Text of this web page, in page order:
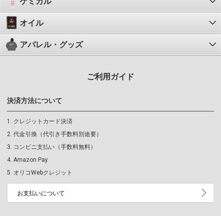
オイル
アパレル・グッズ
ご利用ガイド
決済方法について
クレジットカード決済
代金引換（代引き手数料別途要）
コンビニ支払い（手数料無料）
Amazon Pay
オリコWebクレジット
お支払いについて